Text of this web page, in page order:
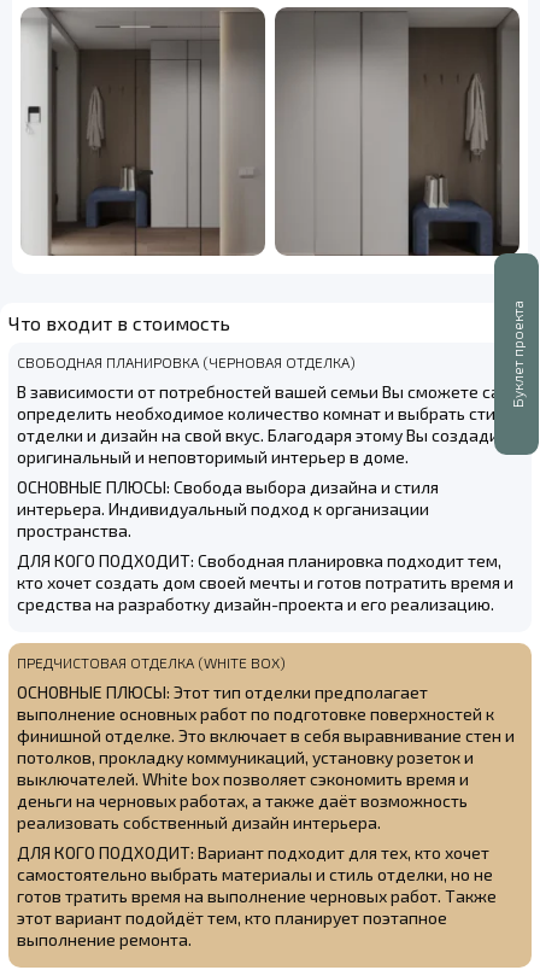
Буклет проекта
Что входит в стоимость
СВОБОДНАЯ ПЛАНИРОВКА (ЧЕРНОВАЯ ОТДЕЛКА)
В зависимости от потребностей вашей семьи Вы сможете сами
определить необходимое количество комнат и выбрать стиль
отделки и дизайн на свой вкус. Благодаря этому Вы создадите
оригинальный и неповторимый интерьер в доме.
ОСНОВНЫЕ ПЛЮСЫ: Свобода выбора дизайна и стиля
интерьера. Индивидуальный подход к организации
пространства.
ДЛЯ КОГО ПОДХОДИТ: Свободная планировка подходит тем,
кто хочет создать дом своей мечты и готов потратить время и
средства на разработку дизайн-проекта и его реализацию.
ПРЕДЧИСТОВАЯ ОТДЕЛКА (WHITE BOX)
ОСНОВНЫЕ ПЛЮСЫ: Этот тип отделки предполагает
выполнение основных работ по подготовке поверхностей к
финишной отделке. Это включает в себя выравнивание стен и
потолков, прокладку коммуникаций, установку розеток и
выключателей. White box позволяет сэкономить время и
деньги на черновых работах, а также даёт возможность
реализовать собственный дизайн интерьера.
ДЛЯ КОГО ПОДХОДИТ: Вариант подходит для тех, кто хочет
самостоятельно выбрать материалы и стиль отделки, но не
готов тратить время на выполнение черновых работ. Также
этот вариант подойдёт тем, кто планирует поэтапное
выполнение ремонта.